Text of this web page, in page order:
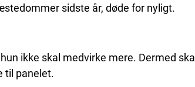
sidste år, døde for nyligt.
ikke skal medvirke mere. Dermed skal
til panelet.